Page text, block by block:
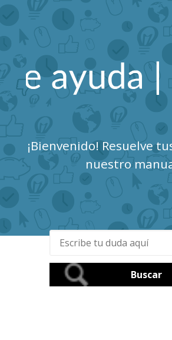
Talent Clue
Ayuda
¡Bienvenido! Resuelve
nuestro